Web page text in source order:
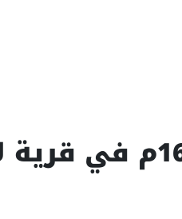
شاليه للبيع 3 غرف 168م في